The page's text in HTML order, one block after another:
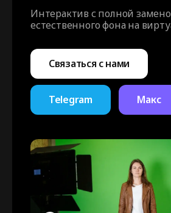
Интерактив с полной
естественного фона на
Связаться с нами
Telegram Макс